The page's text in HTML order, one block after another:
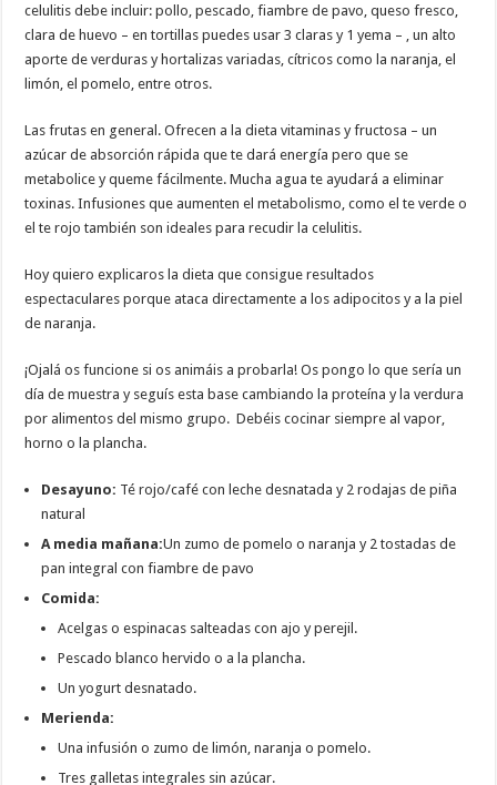
celulitis debe incluir: pollo, pescado, fiambre de pavo, queso fresco,
clara de huevo – en tortillas puedes usar 3 claras y 1 yema – , un alto
aporte de verduras y hortalizas variadas, cítricos como la naranja, el
limón, el pomelo, entre otros.
Las frutas en general. Ofrecen a la dieta vitaminas y fructosa – un
azúcar de absorción rápida que te dará energía pero que se
metabolice y queme fácilmente. Mucha agua te ayudará a eliminar
toxinas. Infusiones que aumenten el metabolismo, como el te verde o
el te rojo también son ideales para recudir la celulitis.
Hoy quiero explicaros la dieta que consigue resultados
espectaculares porque ataca directamente a los adipocitos y a la piel
de naranja.
¡Ojalá os funcione si os animáis a probarla! Os pongo lo que sería un
día de muestra y seguís esta base cambiando la proteína y la verdura
por alimentos del mismo grupo. Debéis cocinar siempre al vapor,
horno o la plancha.
Desayuno: Té rojo/café con leche desnatada y 2 rodajas de piña
natural
A media mañana:Un zumo de pomelo o naranja y 2 tostadas de
pan integral con fiambre de pavo
Comida:
Acelgas o espinacas salteadas con ajo y perejil.
Pescado blanco hervido o a la plancha.
Un yogurt desnatado.
Merienda:
Una infusión o zumo de limón, naranja o pomelo.
Tres galletas integrales sin azúcar.